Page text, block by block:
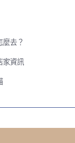
麼去？
家資訊